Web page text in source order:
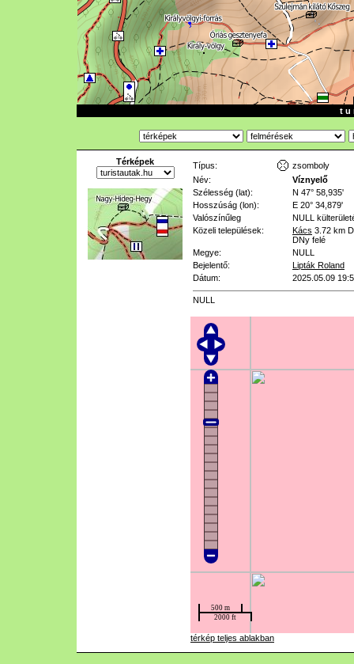
t u
Térképek Típus:
zsomboly
Név:
Víznyelő
Szélesség (lat):
N 47° 58,935'
Hosszúság (lon):
E 20° 34,879'
Valószínűleg
NULL
Közeli települések:
Kács 3.72 km
DNy felé
Megye:
NULL
Bejelentő:
Lipták Roland
Dátum:
2025.05.09
NULL
térkép teljes ablakban